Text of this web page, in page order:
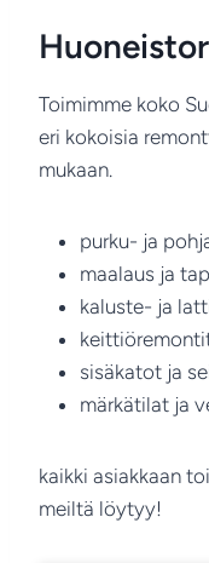
Toimimme koko
eri kokoisia
mukaan.
purku- ja
maalaus ja
kaluste- ja
sisäkatot ja
märkätilat ja
kaikki asiakkaan
meiltä löytyy!